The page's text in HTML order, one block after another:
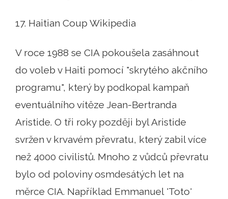
17. Haitian Coup Wikipedia
V roce 1988 se CIA pokoušela zasáhnout
do voleb v Haiti pomocí "skrytého akčního
programu", který by podkopal kampaň
eventuálního vítěze Jean-Bertranda
Aristide. O tři roky později byl Aristide
svržen v krvavém převratu, který zabil více
než 4000 civilistů. Mnoho z vůdců převratu
bylo od poloviny osmdesátých let na
měrce CIA. Například Emmanuel 'Toto'